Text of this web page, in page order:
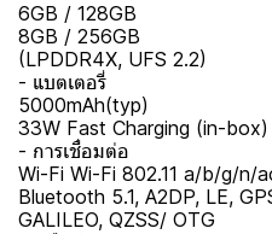
6GB / 128GB
8GB / 256GB
(LPDDR4X, UFS 2.2)
- แบตเตอรี่
5000mAh(typ)
33W Fast Charging (in-box)
- การเชื่อมต่อ
Wi-Fi Wi-Fi 802.11 a/b/g/n/
Bluetooth 5.1, A2DP, LE,
GALILEO, QZSS/ OTG